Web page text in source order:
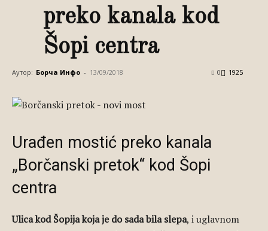
preko kanala kod
Šopi centra
Аутор: Борча Инфо - 13/09/2018 1925
0
Urađen mostić preko kanala
„Borčanski pretok“ kod Šopi
centra
Ulica kod Šopija koja je do sada bila slepa, i uglavnom